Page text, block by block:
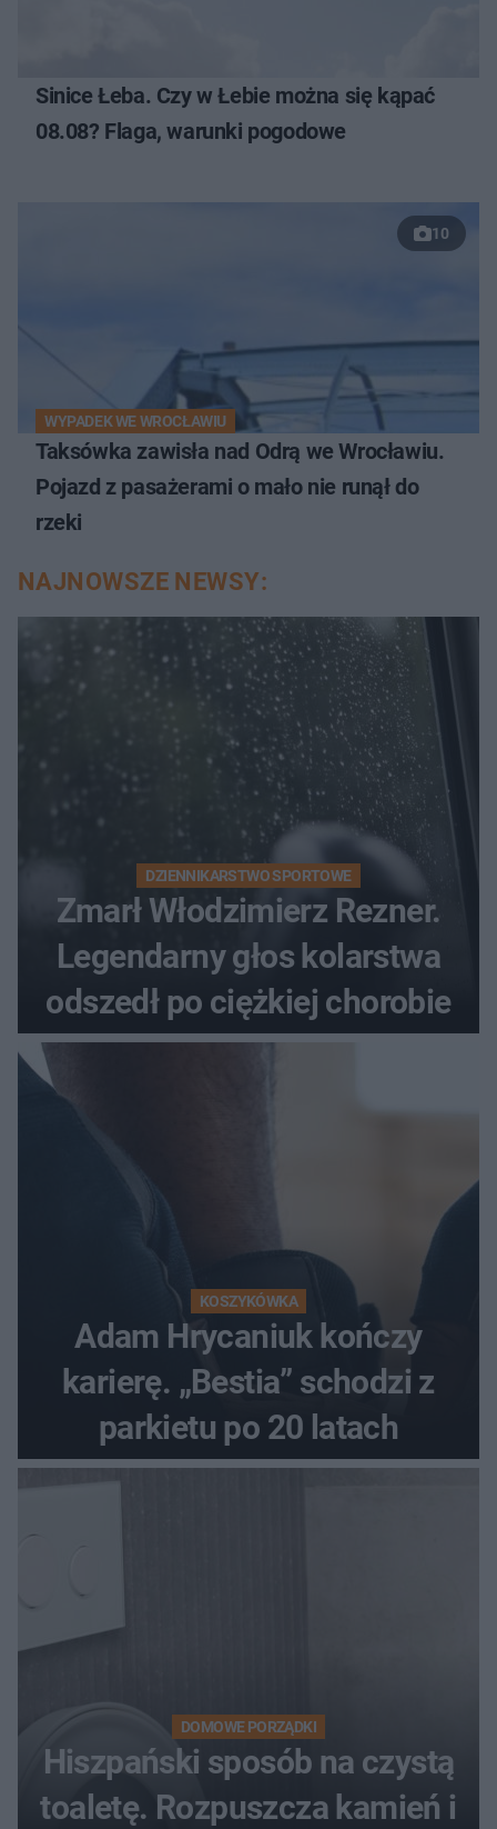
Sinice Łeba. Czy w Łebie można się kąpać
08.08? Flaga, warunki pogodowe
10
WYPADEK WE WROCŁAWIU
Taksówka zawisła nad Odrą we Wrocławiu.
Pojazd z pasażerami o mało nie runął do
rzeki
NAJNOWSZE NEWSY:
DZIENNIKARSTWO SPORTOWE
Zmarł Włodzimierz Rezner.
Legendarny głos kolarstwa
odszedł po ciężkiej chorobie
KOSZYKÓWKA
Adam Hrycaniuk kończy
karierę. „Bestia” schodzi z
parkietu po 20 latach
DOMOWE PORZĄDKI
Hiszpański sposób na czystą
toaletę. Rozpuszcza kamień i